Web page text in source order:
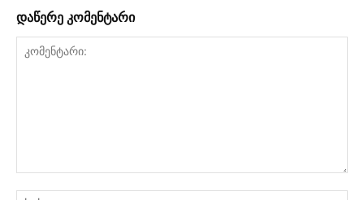
დაწერე კომენტარი